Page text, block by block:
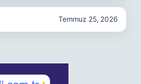
Temmuz 25, 2026